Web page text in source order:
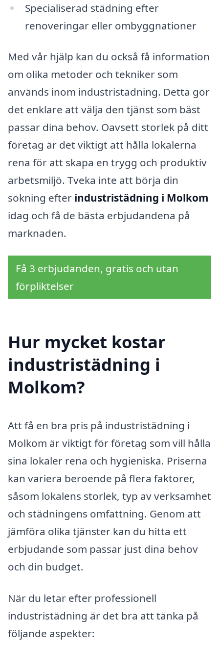
Specialiserad städning efter
renoveringar eller ombyggnationer
Med vår hjälp kan du också få information
om olika metoder och tekniker som
används inom industristädning. Detta gör
det enklare att välja den tjänst som bäst
passar dina behov. Oavsett storlek på ditt
företag är det viktigt att hålla lokalerna
rena för att skapa en trygg och produktiv
arbetsmiljö. Tveka inte att börja din
sökning efter industristädning i Molkom
idag och få de bästa erbjudandena på
marknaden.
Få 3 erbjudanden, gratis och utan
förpliktelser
Hur mycket kostar
industristädning i
Molkom?
Att få en bra pris på industristädning i
Molkom är viktigt för företag som vill hålla
sina lokaler rena och hygieniska. Priserna
kan variera beroende på flera faktorer,
såsom lokalens storlek, typ av verksamhet
och städningens omfattning. Genom att
jämföra olika tjänster kan du hitta ett
erbjudande som passar just dina behov
och din budget.
När du letar efter professionell
industristädning är det bra att tänka på
följande aspekter: